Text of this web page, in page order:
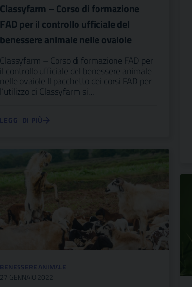
Classyfarm – Corso di formazione
FAD per il controllo ufficiale del
benessere animale nelle ovaiole
Classyfarm – Corso di formazione FAD per
il controllo ufficiale del benessere animale
nelle ovaiole Il pacchetto dei corsi FAD per
l’utilizzo di Classyfarm si…
LEGGI DI PIÙ
BENESSERE ANIMALE
27 GENNAIO 2022